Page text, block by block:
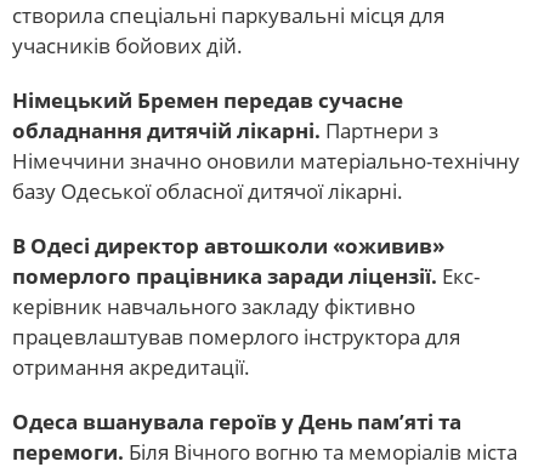
створила спеціальні паркувальні місця для
учасників бойових дій.
Німецький Бремен передав сучасне
обладнання дитячій лікарні. Партнери з
Німеччини значно оновили матеріально-технічну
базу Одеської обласної дитячої лікарні.
В Одесі директор автошколи «оживив»
померлого працівника заради ліцензії. Екс-
керівник навчального закладу фіктивно
працевлаштував померлого інструктора для
отримання акредитації.
Одеса вшанувала героїв у День пам’яті та
перемоги. Біля Вічного вогню та меморіалів міста